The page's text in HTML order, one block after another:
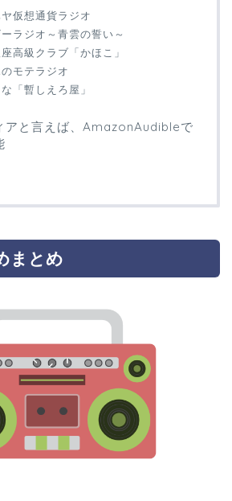
仮想通貨ラジオ
ラジオ～青雲の誓い～
高級クラブ「かほこ」
モテラジオ
「暫しえろ屋」
アと言えば、AmazonAudibleで
まとめ